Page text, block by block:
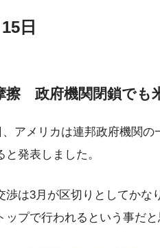
日
擦 政府機関閉鎖でも
、アメリカは連邦政府機関
発表しました。
渉は3月が区切りとしてかな
ップで行われるという事だと